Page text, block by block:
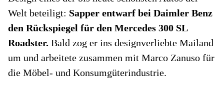
Welt beteiligt: Sapper entwarf bei Daimler Benz
den Rückspiegel für den Mercedes 300 SL
Roadster. Bald zog er ins designverliebte Mailand
um und arbeitete zusammen mit Marco Zanuso für
die Möbel- und Konsumgüterindustrie.